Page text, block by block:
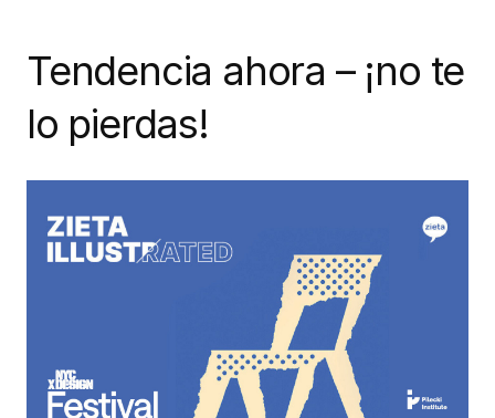
Tendencia ahora – ¡no te
lo pierdas!